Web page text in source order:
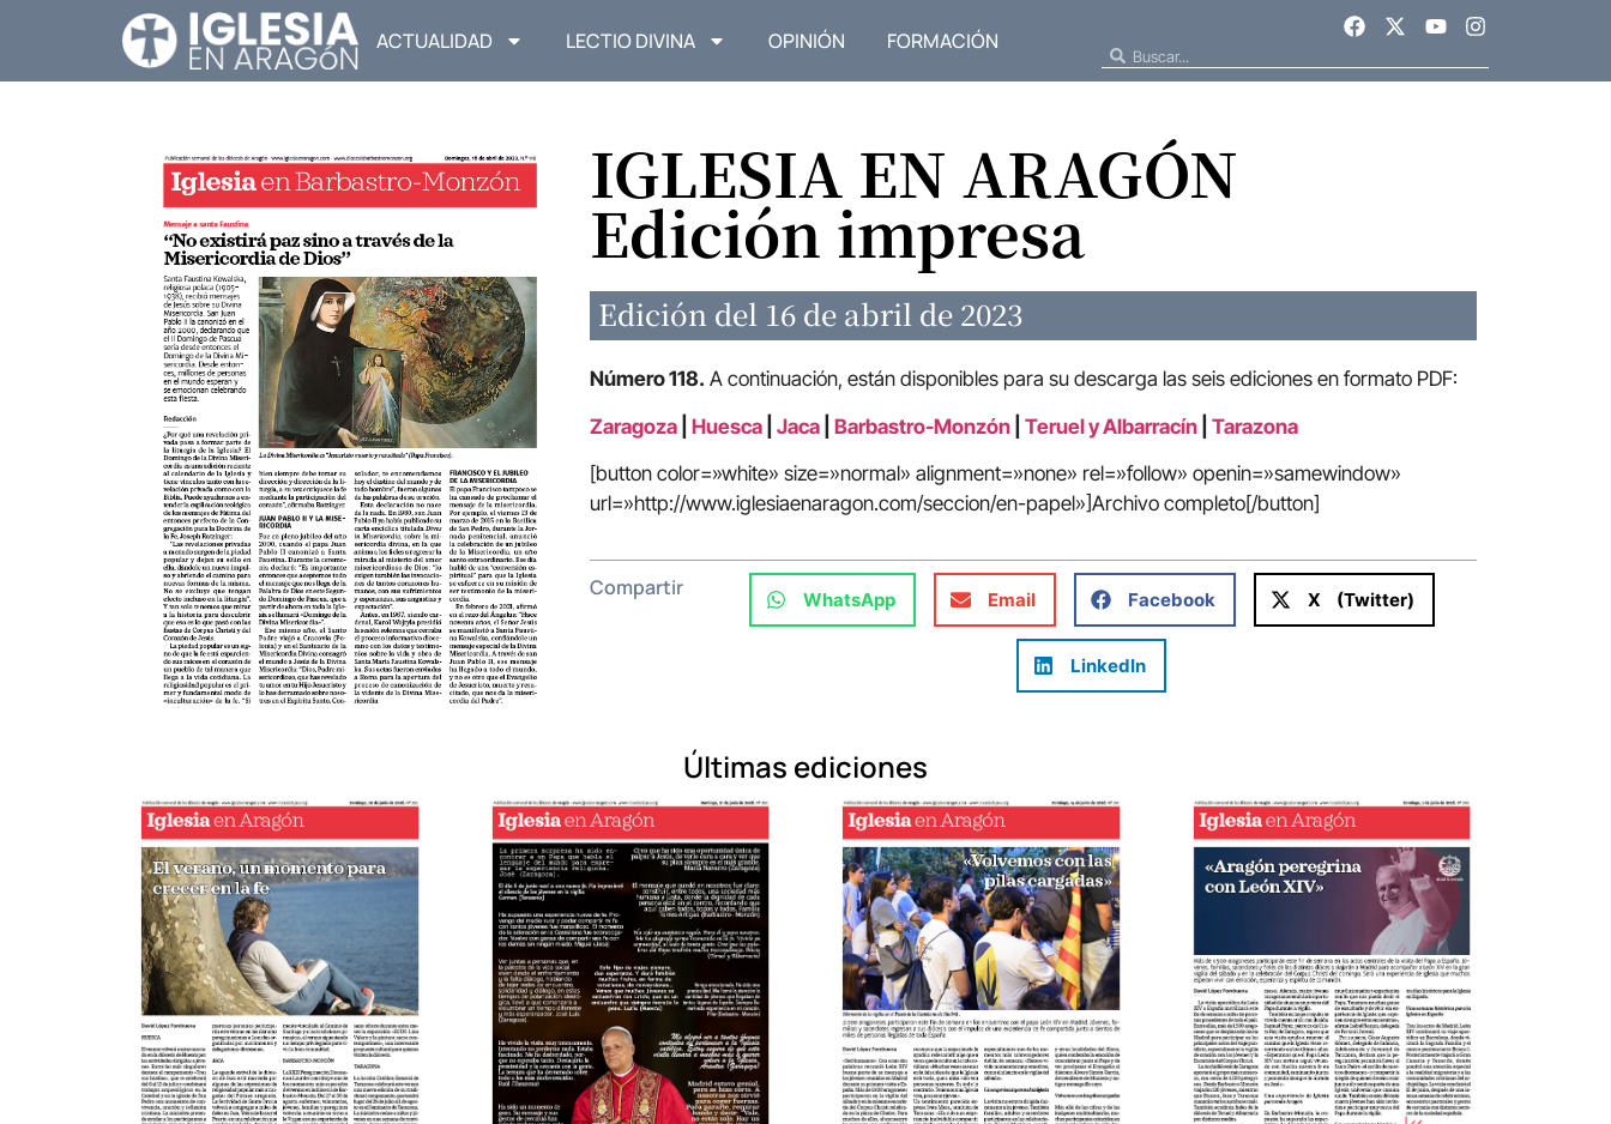
ACTUALIDAD LECTIO DIVINA OPINIÓN FORMACIÓN
IGLESIA EN ARAGÓN
Edición impresa
Edición del 16 de abril de 2023
Número 118. A continuación, están disponibles para su descarga las seis ediciones en formato PDF:
Zaragoza| Huesca| Jaca| Barbastro-Monzón| Teruel y Albarracín| Tarazona
[button color=»white» size=»normal» alignment=»none» rel=»follow» openin=»samewindow»
url=»http://www.iglesiaenaragon.com/seccion/en-papel»]Archivo completo[/button]
Compartir WhatsApp Email Facebook X (Twitter)
LinkedIn
Últimas ediciones